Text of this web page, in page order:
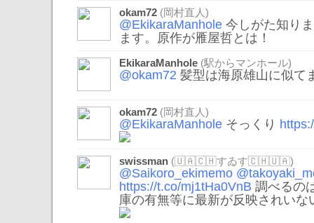
okam72 (岡村直人)
@EkikaraManhole 今しがた知り
ます。原作が雁屋哲とは！
EkikaraManhole (駅からマンホール)
@okam72 髪型は海原雄山に似て
okam72 (岡村直人)
@EkikaraManhole そっくり
swissman (🇺🇦🇨🇭すゐす🇨🇭🇺🇦)
@Saikoro_ekimemo
https://t.co/mj1tHa0VnB 調べるの
庫の有無等に最新が反映されいな